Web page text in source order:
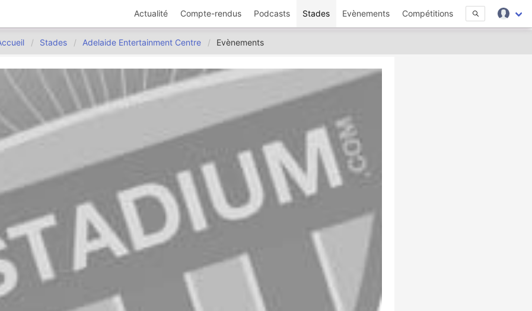
Actualité Compte-rendus Podcasts Stades Evènements Compétitions
Stades Adelaide Entertainment Centre Evènements